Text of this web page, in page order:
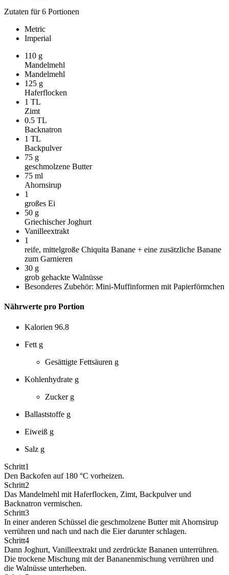
Zutaten für 6 Portionen
Metric
Imperial
110 g
Mandelmehl
Mandelmehl
125 g
Haferflocken
1 TL
Zimt
0.5 TL
Backnatron
1 TL
Backpulver
75 g
geschmolzene Butter
75 ml
Ahornsirup
1
großes Ei
50 g
Griechischer Joghurt
Vanilleextrakt
1
reife, mittelgroße Chiquita Banane + eine zusätzliche Banane
zum Garnieren
30 g
grob gehackte Walnüsse
Besonderes Zubehör: Mini-Muffinformen mit Papierförmchen
Nährwerte pro Portion
Kalorien 96.8
Fett g
Gesättigte Fettsäuren g
Kohlenhydrate g
Zucker g
Ballaststoffe g
Eiweiß g
Salz g
Schritt1
Den Backofen auf 180 °C vorheizen.
Schritt2
Das Mandelmehl mit Haferflocken, Zimt, Backpulver und
Backnatron vermischen.
Schritt3
In einer anderen Schüssel die geschmolzene Butter mit Ahornsirup
verrühren und nach und nach die Eier darunter schlagen.
Schritt4
Dann Joghurt, Vanilleextrakt und zerdrückte Bananen unterrühren.
Die trockene Mischung mit der Bananenmischung verrühren und
die Walnüsse unterheben.